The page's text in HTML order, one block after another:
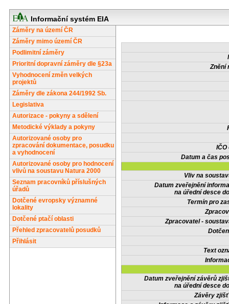
Informační systém EIA
Záměry na území ČR
Záměry mimo území ČR
Podlimitní záměry
Prioritní dopravní záměry dle §23a
Vyhodnocení změn velkých
projektů
Záměry dle zákona 244/1992 Sb.
Legislativa
Autorizace - pokyny a sdělení
Metodické výklady a pokyny
Autorizované osoby pro
zpracování dokumentace, posudku
a vyhodnocení
Autorizované osoby pro hodnocení
vlivů na soustavu Natura 2000
Seznam pracovníků příslušných
úřadů
Dotčené evropsky významné
lokality
Dotčené ptačí oblasti
Přehled zpracovatelů posudků
Přihlásit
Znění
IČO
Datum a čas
Vliv na
Datum zveřejnění
na úřední desce
Termín pro
Zpracovatel -
Text
Datum zveřejnění závěrů
na úřední desce
Závěry